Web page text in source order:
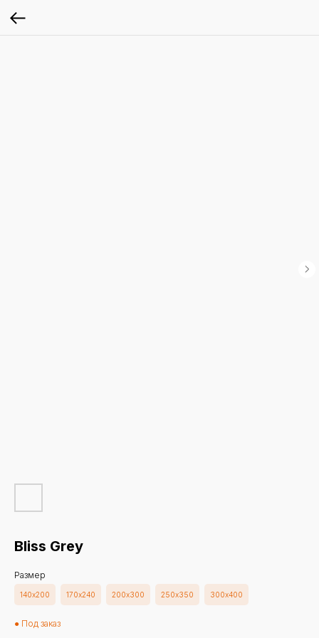
Bliss Grey
Размер
140х200 170х240 200х300 250х350 300х400
● Под заказ